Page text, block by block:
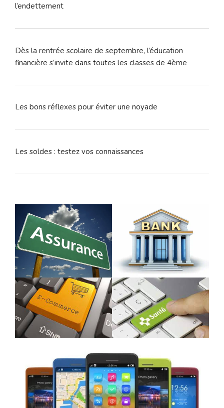
l’endettement
Dès la rentrée scolaire de septembre, l’éducation
financière s’invite dans toutes les classes de 4ème
Les bons réflexes pour éviter une noyade
Les soldes : testez vos connaissances